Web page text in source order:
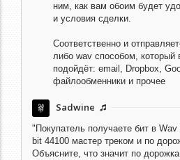
ним, как вам обоим будет
и условия сделки.
Соответственно и
либо wav способом, который
подойдёт: email, Dropbox,
файлообменники и прочее
Sadwine
"Покупатель получаете бит в
bit 44100 мастер треком и по
Объясните, что значит по